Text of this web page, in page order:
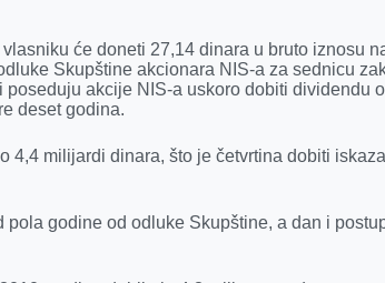
će doneti 27,14 dinara u bruto iznosu
Skupštine akcionara NIS-a za sednicu
akcije NIS-a uskoro dobiti dividendu
deset godina.
4,4 milijardi dinara, što je četvrtina dobiti
godine od odluke Skupštine, a dan i